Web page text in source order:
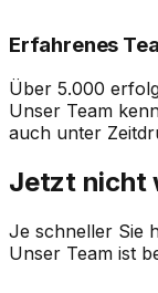
Erfahrenes
Über 5.000
Unser Team
auch unter
Jetzt nicht
Je schneller Sie
Unser Team ist